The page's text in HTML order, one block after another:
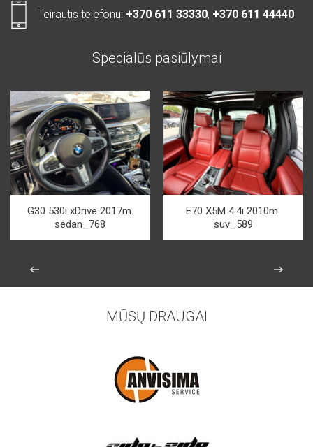
Teirautis telefonu: +370 611 33330, +370 611 44440
Specialūs pasiūlymai
G30 530i xDrive 2017m.
sedan_768
E70 X5M 4.4i 2010m.
suv_589
MŪSŲ DRAUGAI